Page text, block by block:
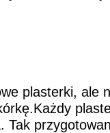
plasterki, ale
Tak